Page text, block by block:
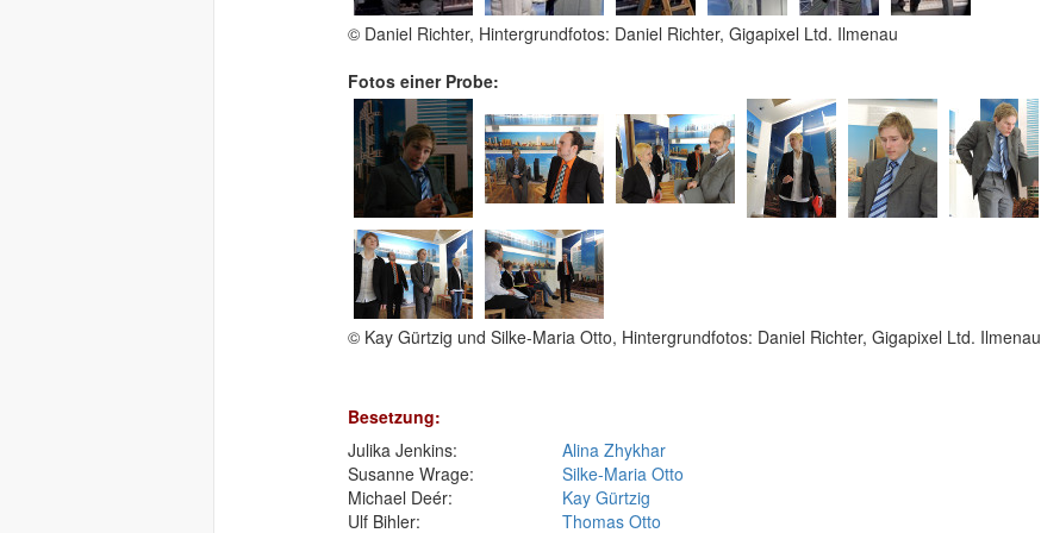
© Daniel Richter, Hintergrundfotos: Daniel Richter, Gigapixel Ltd. Ilmenau
Fotos einer Probe:
© Kay Gürtzig und Silke-Maria Otto, Hintergrundfotos: Daniel Richter, Gigapixel Ltd. Ilmenau
Besetzung:
Julika Jenkins:
Alina Zhykhar
Susanne Wrage:
Silke-Maria Otto
Michael Deér:
Kay Gürtzig
Ulf Bihler:
Thomas Otto